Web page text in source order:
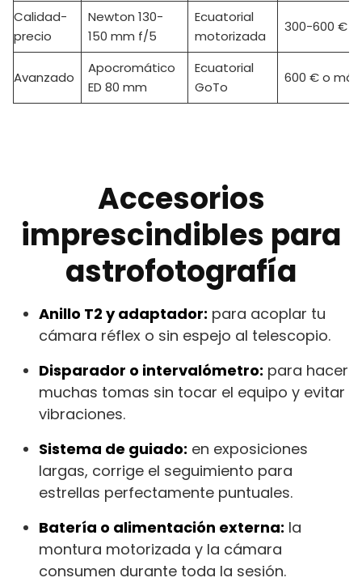
Calidad-
precio
Newton 130-
150 mm f/5
Ecuatorial
motorizada
300-600 €
Avanzado
Apocromático
ED 80 mm
Ecuatorial
GoTo
600 € o más
Accesorios
imprescindibles para
astrofotografía
Anillo T2 y adaptador: para acoplar tu
cámara réflex o sin espejo al telescopio.
Disparador o intervalómetro: para hacer
muchas tomas sin tocar el equipo y evitar
vibraciones.
Sistema de guiado: en exposiciones
largas, corrige el seguimiento para
estrellas perfectamente puntuales.
Batería o alimentación externa: la
montura motorizada y la cámara
consumen durante toda la sesión.